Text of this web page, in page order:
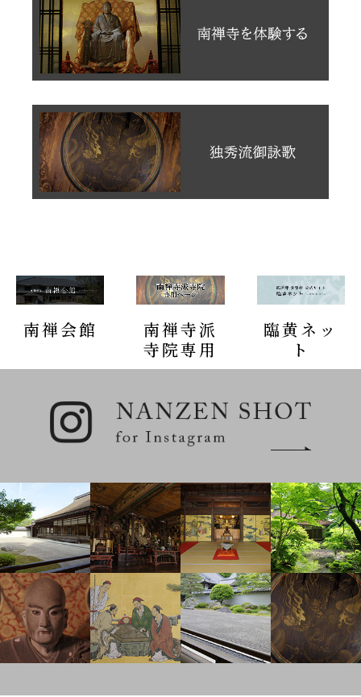
南禅会館
南禅寺派
寺院専用
臨黄ネッ
ト